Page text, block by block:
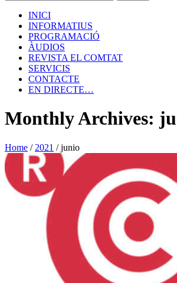
INICI
INFORMATIUS
PROGRAMACIÓ
ÀUDIOS
REVISTA EL COMTAT
SERVICIS
CONTACTE
EN DIRECTE…
Monthly Archives:
Home / 2021 /junio